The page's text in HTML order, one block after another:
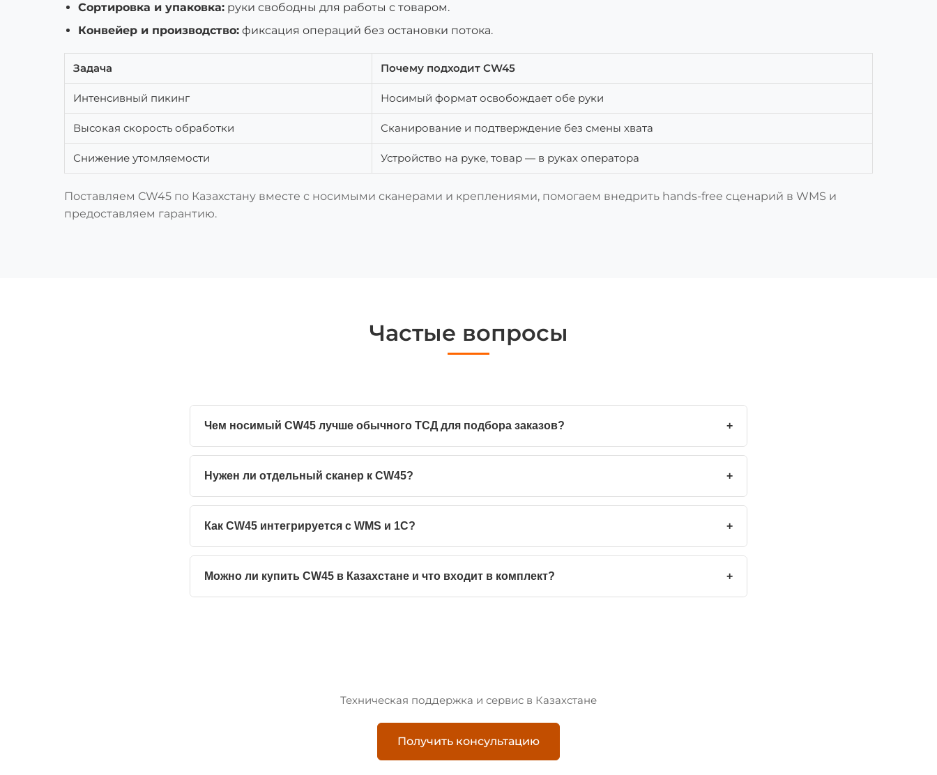
Сортировка и упаковка: руки свободны для работы с товаром.
Конвейер и производство: фиксация операций без остановки потока.
Задача Почему подходит CW45
Интенсивный пикинг Носимый формат освобождает обе руки
Высокая скорость обработки Сканирование и подтверждение без смены хвата
Снижение утомляемости Устройство на руке, товар — в руках оператора
Поставляем CW45 по Казахстану вместе с носимыми сканерами и креплениями, помогаем внедрить hands-free сценарий в WMS и
предоставляем гарантию.
Частые вопросы
Чем носимый CW45 лучше обычного ТСД для подбора заказов? +
Нужен ли отдельный сканер к CW45? +
Как CW45 интегрируется с WMS и 1С? +
Можно ли купить CW45 в Казахстане и что входит в комплект? +
Техническая поддержка и сервис в Казахстане
Получить консультацию